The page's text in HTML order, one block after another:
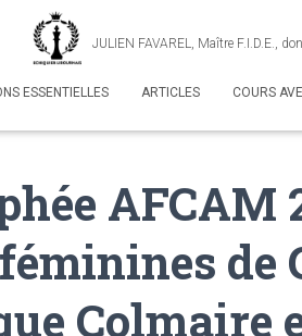
JULIEN FAVAREL, Maître F.I.D.E.,
ESSENTIELLES ARTICLES COURS
AFCAM
de
Colmaire